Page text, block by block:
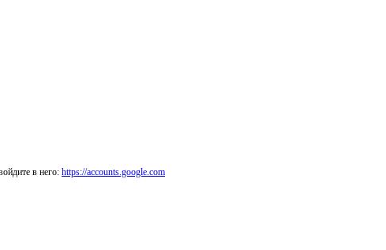
в него: https://accounts.google.com